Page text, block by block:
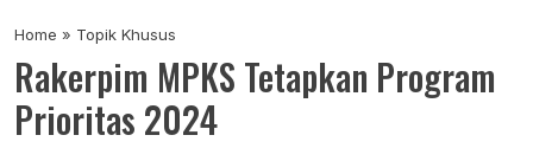
Home » Topik Khusus
Rakerpim MPKS Tetapkan Program
Prioritas 2024